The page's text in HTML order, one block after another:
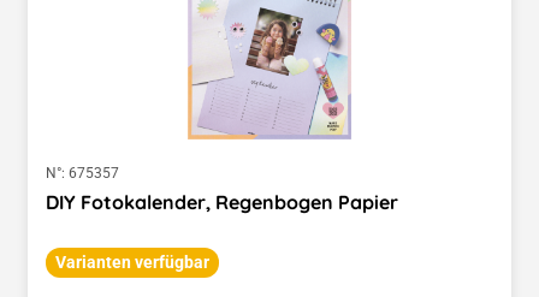
N°: 675357
DIY Fotokalender, Regenbogen Papier
Varianten verfügbar